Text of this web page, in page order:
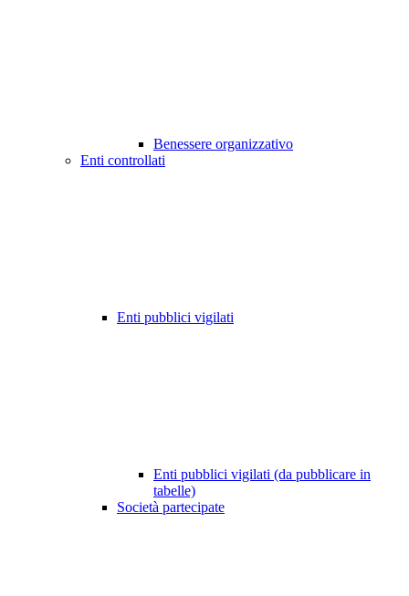
Benessere organizzativo
Enti controllati
Enti pubblici vigilati
Enti pubblici vigilati (da pubblicare in
tabelle)
Società partecipate